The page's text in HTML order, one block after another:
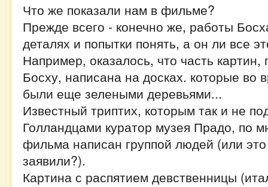
Что же показали нам в фильме?
Прежде всего - конечно же, работы
деталях и попытки понять, а он ли все
Например, оказалось, что часть
Босху, написана на досках. которые во
были еще зелеными деревьями...
Известный триптих, которым так и не
Голландцами куратор музея Прадо, по
фильма написан группой людей (или
заявили?).
Картина с распятием девственницы